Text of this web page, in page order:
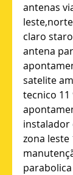
antenas
claro
antena
satelite
tecnico 11
instalador
zona leste